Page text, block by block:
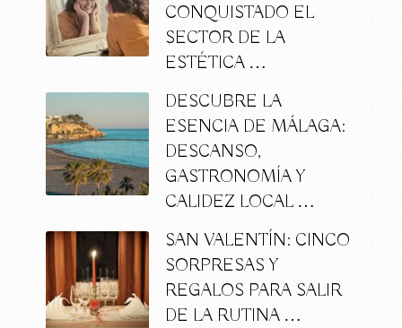
CONQUISTADO EL
SECTOR DE LA
ESTÉTICA …
DESCUBRE LA
ESENCIA DE MÁLAGA:
DESCANSO,
GASTRONOMÍA Y
CALIDEZ LOCAL …
SAN VALENTÍN: CINCO
SORPRESAS Y
REGALOS PARA SALIR
DE LA RUTINA …